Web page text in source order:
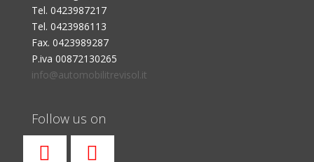
Tel. 0423987217
Tel. 0423986113
Fax. 0423989287
P.iva 00872130265
info@automobilitrevisol.it
Follow us on